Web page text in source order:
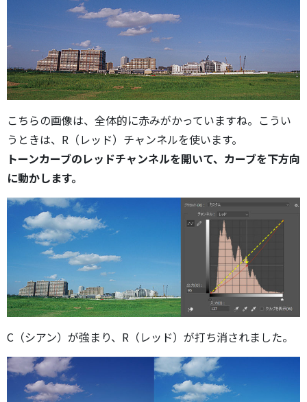
こちらの画像は、全体的に赤みがかっていますね。こうい
うときは、R（レッド）チャンネルを使います。
トーンカーブのレッドチャンネルを開いて、カーブを下方向
に動かします。
C（シアン）が強まり、R（レッド）が打ち消されました。